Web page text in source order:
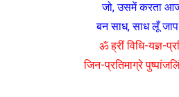
जो, उसमें करता
बन साध, साध लूँ
ॐ ह्रीं विधि-यज्ञ-
जिन-प्रतिमाग्रे